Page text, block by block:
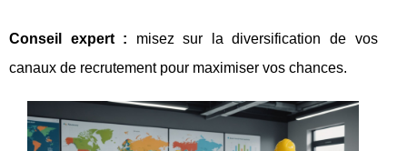
Conseil expert : misez sur la diversification de vos
canaux de recrutement pour maximiser vos chances.